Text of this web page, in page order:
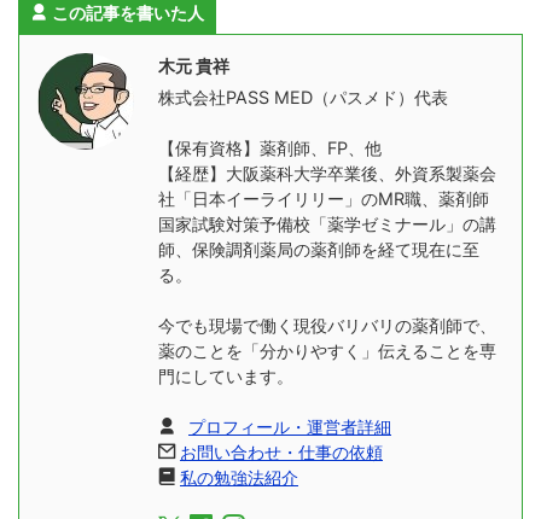
この記事を書いた人
木元 貴祥
株式会社PASS MED（パスメド）代表
【保有資格】薬剤師、FP、他
【経歴】大阪薬科大学卒業後、外資系製薬会
社「日本イーライリリー」のMR職、薬剤師
国家試験対策予備校「薬学ゼミナール」の講
師、保険調剤薬局の薬剤師を経て現在に至
る。
今でも現場で働く現役バリバリの薬剤師で、
薬のことを「分かりやすく」伝えることを専
門にしています。
プロフィール・運営者詳細
お問い合わせ・仕事の依頼
私の勉強法紹介